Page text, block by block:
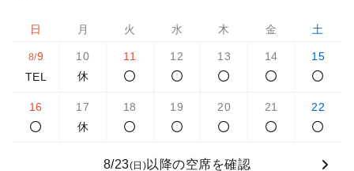
日 月 火 水 木 金 土
8/9
TEL
10
休
11 12 13 14 15
16
17
休
18 19 20 21 22
8/23(日) 以降の空席を確認